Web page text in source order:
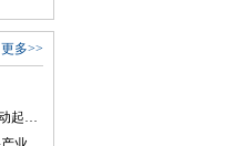
更多>>
声动中国｜从2008到2026：奥运精神，在每个“动起来”的瞬间